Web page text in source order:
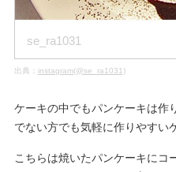
se_ra1031
出典： instagram(@se_ra1031)
ケーキの中でもパンケーキは作
でない方でも気軽に作りやすい
こちらは焼いたパンケーキにコ